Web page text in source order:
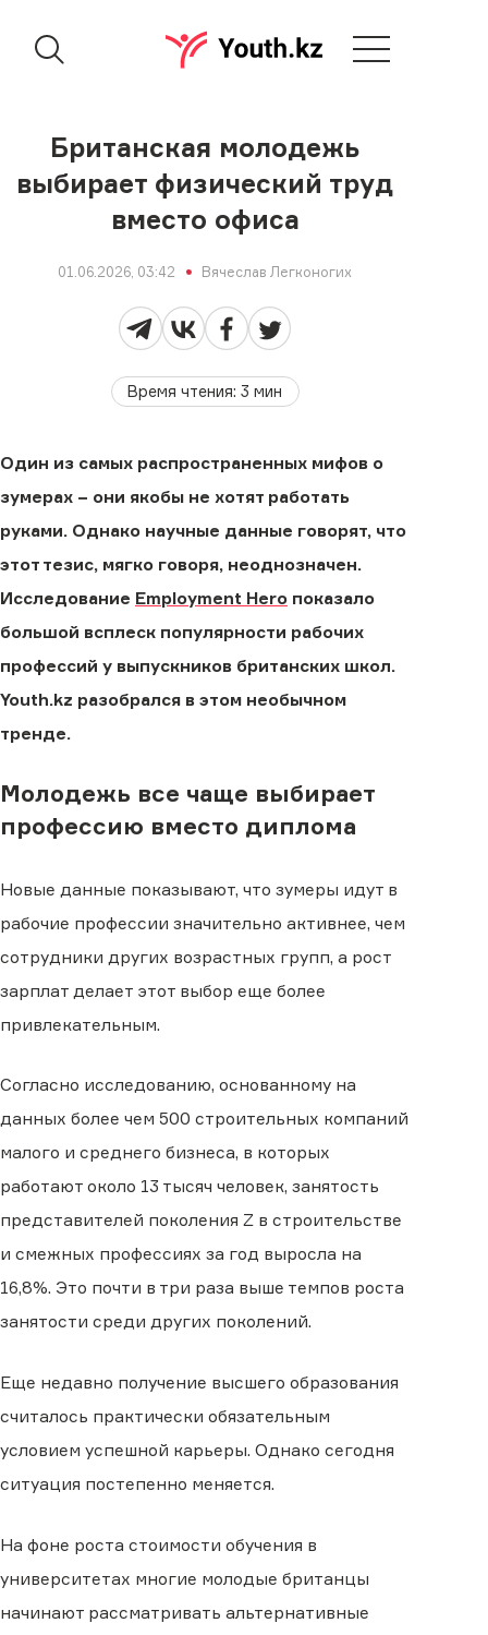
Британская молодежь
выбирает физический труд
вместо офиса
01.06.2026, 03:42 Вячеслав Легконогих
Время чтения:3 мин
Один из самых распространенных мифов о
зумерах − они якобы не хотят работать
руками. Однако научные данные говорят, что
этот тезис, мягко говоря, неоднозначен.
Исследование Employment Hero показало
большой всплеск популярности рабочих
профессий у выпускников британских школ.
Youth.kz разобрался в этом необычном
тренде.
Молодежь все чаще выбирает
профессию вместо диплома
Новые данные показывают, что зумеры идут в
рабочие профессии значительно активнее, чем
сотрудники других возрастных групп, а рост
зарплат делает этот выбор еще более
привлекательным.
Согласно исследованию, основанному на
данных более чем 500 строительных компаний
малого и среднего бизнеса, в которых
работают около 13 тысяч человек, занятость
представителей поколения Z в строительстве
и смежных профессиях за год выросла на
16,8%. Это почти в три раза выше темпов роста
занятости среди других поколений.
Еще недавно получение высшего образования
считалось практически обязательным
условием успешной карьеры. Однако сегодня
ситуация постепенно меняется.
На фоне роста стоимости обучения в
университетах многие молодые британцы
начинают рассматривать альтернативные